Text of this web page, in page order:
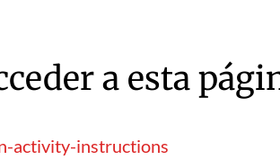
a esta
activity-instructions